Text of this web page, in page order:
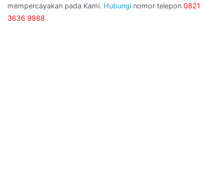
mempercayakan pada Kami. Hubungi nomor telepon 0821
3636 9988